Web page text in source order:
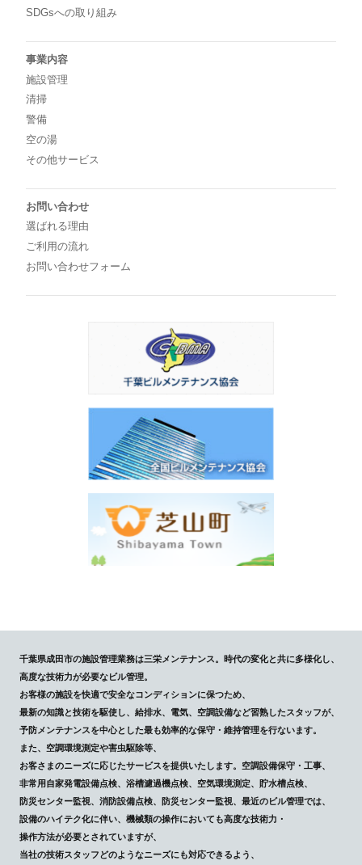
SDGsへの取り組み
事業内容
施設管理
清掃
警備
空の湯
その他サービス
お問い合わせ
選ばれる理由
ご利用の流れ
お問い合わせフォーム
千葉県成田市の施設管理業務は三栄メンテナンス。時代の変化と共に多様化し、
高度な技術力が必要なビル管理。
お客様の施設を快適で安全なコンディションに保つため、
最新の知識と技術を駆使し、給排水、電気、空調設備など習熟したスタッフが、
予防メンテナンスを中心とした最も効率的な保守・維持管理を行ないます。
また、空調環境測定や害虫駆除等、
お客さまのニーズに応じたサービスを提供いたします。空調設備保守・工事、
非常用自家発電設備点検、浴槽濾過機点検、空気環境測定、貯水槽点検、
防災センター監視、消防設備点検、防災センター監視、最近のビル管理では、
設備のハイテク化に伴い、機械類の操作においても高度な技術力・
操作方法が必要とされていますが、
当社の技術スタッフどのようなニーズにも対応できるよう、